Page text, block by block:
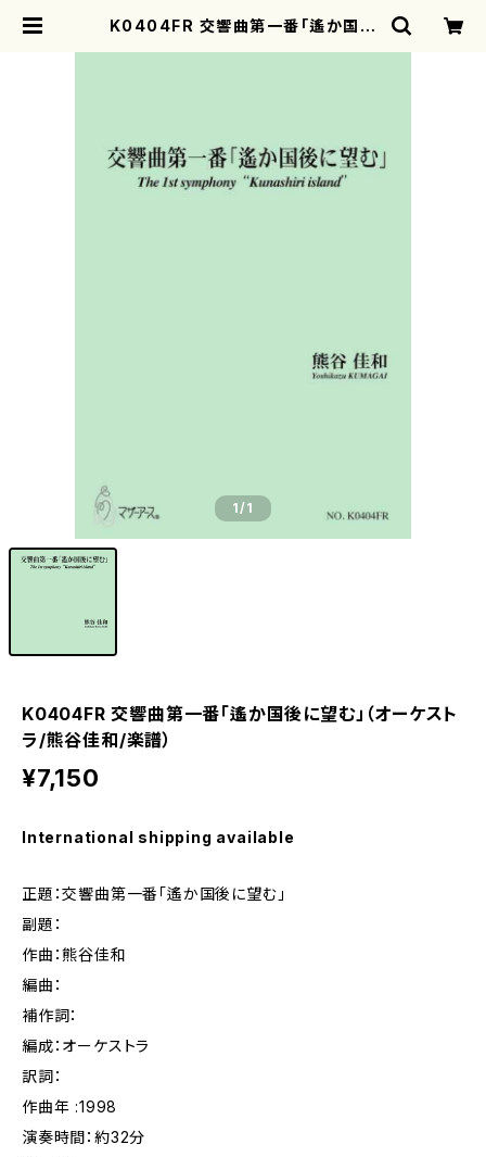
K0404FR 交響曲第一番「遙か国後
1/1
K0404FR 交響曲第一番「遙か国後に望む」（オーケスト
ラ/熊谷佳和/楽譜）
¥7,150
International shipping available
正題：交響曲第一番「遙か国後に望む」
副題：
作曲：熊谷佳和
編曲：
補作詞：
編成：オーケストラ
訳詞：
作曲年 :1998
演奏時間：約32分